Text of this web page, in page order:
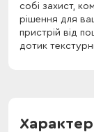
собі захист,
рішення для
пристрій від
дотик